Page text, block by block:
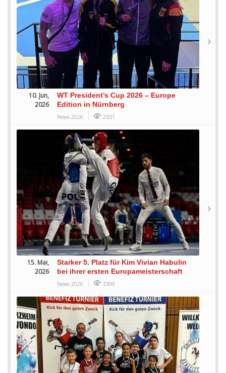
10. Jun,
2026
WT President’s Cup 2026 – Europe
Edition in Nürnberg
News 2026 2551
15. Mai,
2026
Starker 5. Platz für Kim Vivian Habulin
bei ihrer ersten Europameisterschaft
News 2026 3399